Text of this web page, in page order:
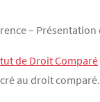
–
de Droit Comparé
au droit comparé.